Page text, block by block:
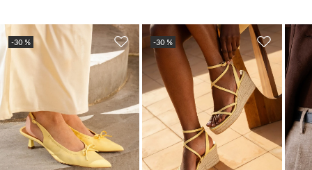
En savoir plus sur la gestion de vos données et vos droits